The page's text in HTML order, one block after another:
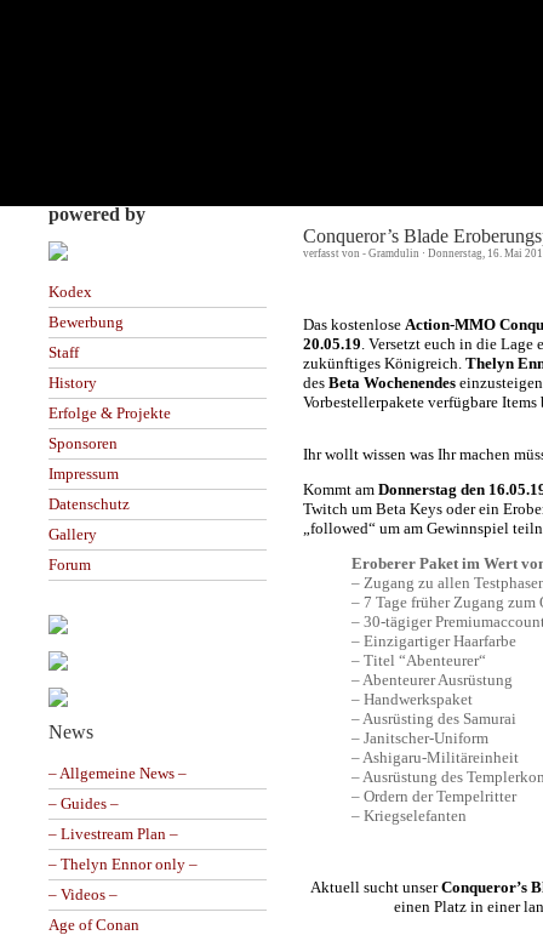
powered by
Kodex
Bewerbung
Staff
History
Erfolge & Projekte
Sponsoren
Impressum
Datenschutz
Gallery
Forum
News
– Allgemeine News –
– Guides –
– Livestream Plan –
– Thelyn Ennor only –
– Videos –
Age of Conan
Conqueror’s Blade
verfasst von - Gramdulin · Donnerstag, 16. Mai
Das kostenlose Action-MMO
20.05.19 . Versetzt euch in die
zukünftiges Königreich. Thelyn
des Beta Wochenendes
Vorbestellerpakete verfügbare Items
Ihr wollt wissen was Ihr machen
Kommt am Donnerstag den
Twitch um Beta Keys oder ein
„followed“ um am Gewinnspiel
Eroberer Paket im Wert
– Zugang zu allen
– 7 Tage früher Zugang zum
– 30-tägiger
– Einzigartiger Haarfarbe
– Titel “Abenteurer“
– Abenteurer Ausrüstung
– Handwerkspaket
– Ausrüsting des Samurai
– Janitscher-Uniform
– Ashigaru-Militäreinheit
– Ausrüstung des
– Ordern der Tempelritter
– Kriegselefanten
Aktuell sucht unserConqueror’s
einen Platz in einer